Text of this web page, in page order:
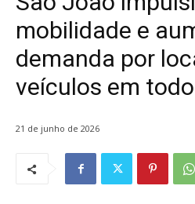
mobilidade e
demanda por
veículos em
21 de junho de 2026